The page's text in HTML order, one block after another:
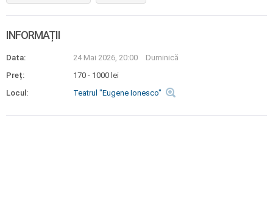
INFORMAȚII
Data: 24 Mai 2026, 20:00
Duminică
Preț:
170 - 1000 lei
Locul:
Teatrul "Eugene Ionesco"